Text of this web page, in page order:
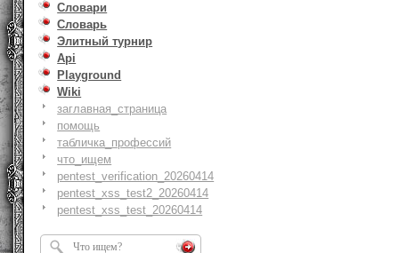
Словари
Словарь
Элитный турнир
Api
Playground
Wiki
заглавная_страница
помощь
табличка_профессий
что_ищем
pentest_verification_20260414
pentest_xss_test2_20260414
pentest_xss_test_20260414